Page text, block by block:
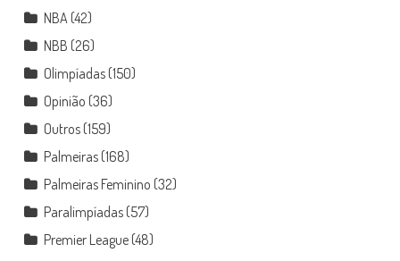
NBA (42)
NBB (26)
Olimpíadas(150)
Opinião (36)
Outros(159)
Palmeiras(168)
Palmeiras Feminino (32)
Paralimpíadas(57)
Premier League(48)